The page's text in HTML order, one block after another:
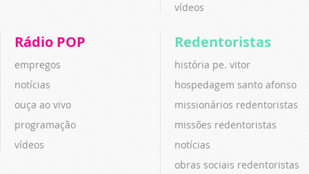
vídeos
Rádio POP
empregos
notícias
ouça ao vivo
programação
vídeos
Redentoristas
história pe. vitor
hospedagem santo afonso
missionários redentoristas
missões redentoristas
notícias
obras sociais redentoristas